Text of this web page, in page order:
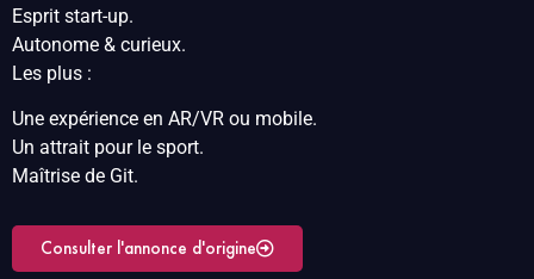
Esprit start-up.
Autonome & curieux.
Les plus :
Une expérience en AR/VR ou mobile.
Un attrait pour le sport.
Maîtrise de Git.
Consulter l'annonce d'origine